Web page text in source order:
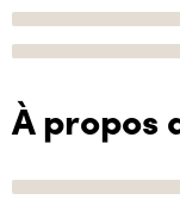
À propos